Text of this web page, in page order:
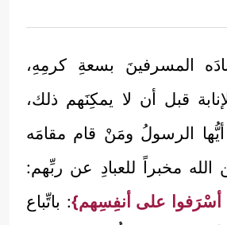
المسرفينَ بسعةِ كرمِهِ،
قبل أن لا يمكِنَهم ذلك،
أيُّها الرسولُ ومَنْ قام مقامَه
الله مخبراً للعبادِ عن ربِّهم:
أسْرَفوا على أنفِسِهم}: باتِّباع